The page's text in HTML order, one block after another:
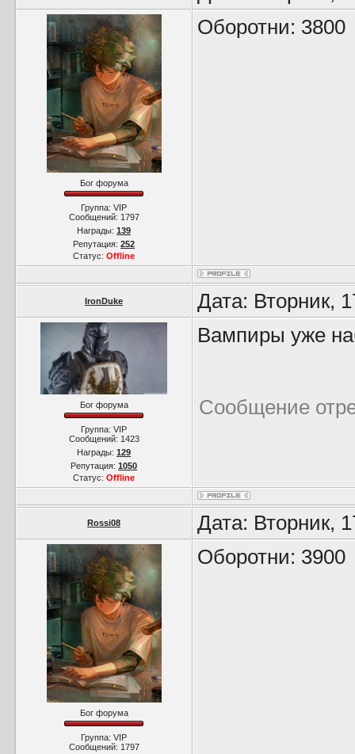
Бог форума
Группа: VIP
Сообщений: 1797
Награды: 139
Репутация: 252
Статус: Offline
Оборотни: 3800
IronDuke Дата: Вторник,
Бог форума
Группа: VIP
Сообщений: 1423
Награды: 129
Репутация: 1050
Статус: Offline
Вампиры уже
Сообщение
Rossi08 Дата: Вторник,
Бог форума
Группа: VIP
Сообщений: 1797
Оборотни: 3900